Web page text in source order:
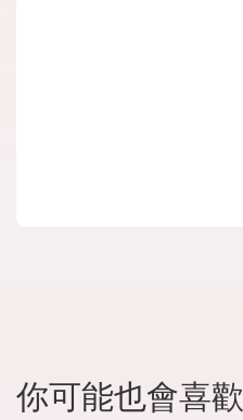
你可能也會喜歡